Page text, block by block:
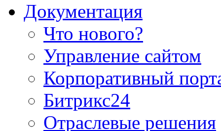
Документация
Что нового?
Управление сайтом
Корпоративный
Битрикс24
Отраслевые решения